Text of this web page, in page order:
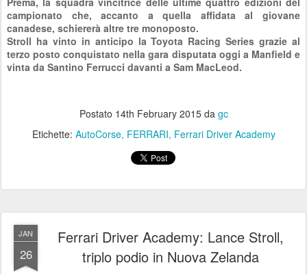
campionato che, accanto a quella affidata al giovane
canadese, schiererà altre tre monoposto.
Stroll ha vinto in anticipo la Toyota Racing Series grazie al
terzo posto conquistato nella gara disputata oggi a Manfield e
vinta da Santino Ferrucci davanti a Sam MacLeod.
Postato 14th February 2015da gc
Etichette: AutoCorse FERRARI Ferrari Driver Academy
JAN
26
Ferrari Driver Academy: Lance Stroll,
triplo podio in Nuova Zelanda